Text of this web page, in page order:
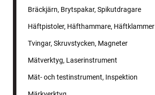
Bräckjärn, Brytspakar, Spikutdragare
Häftpistoler, Häfthammare, Häftklammer
Tvingar, Skruvstycken, Magneter
Mätverktyg, Laserinstrument
Mät- och testinstrument, Inspektion